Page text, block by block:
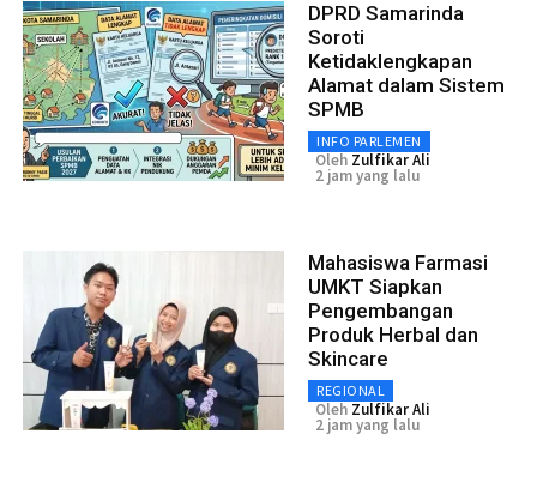
DPRD Samarinda
Soroti
Ketidaklengkapan
Alamat dalam Sistem
SPMB
INFO PARLEMEN
Oleh Zulfikar Ali
2 jam yang lalu
Mahasiswa Farmasi
UMKT Siapkan
Pengembangan
Produk Herbal dan
Skincare
REGIONAL
Oleh Zulfikar Ali
2 jam yang lalu